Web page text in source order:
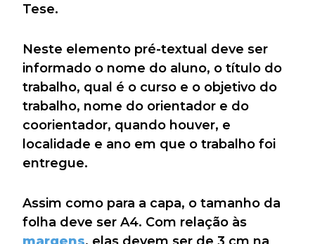
Tese.
Neste elemento pré-textual deve ser
informado o nome do aluno, o título do
trabalho, qual é o curso e o objetivo do
trabalho, nome do orientador e do
coorientador, quando houver, e
localidade e ano em que o trabalho foi
entregue.
Assim como para a capa, o tamanho da
folha deve ser A4. Com relação às
margens, elas devem ser de 3 cm na